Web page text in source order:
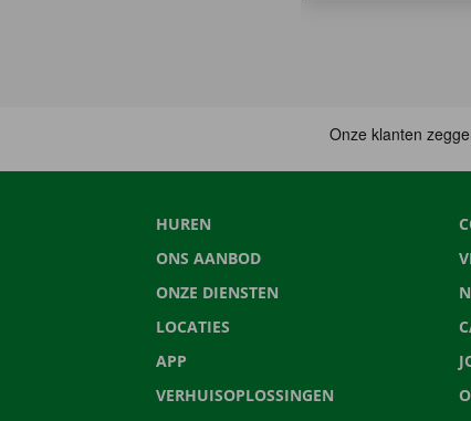
HUREN
ONS AANBOD
ONZE DIENSTEN
LOCATIES
APP
VERHUISOPLOSSINGEN